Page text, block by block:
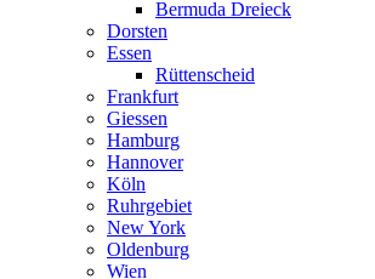
Bermuda Dreieck
Dorsten
Essen
Rüttenscheid
Frankfurt
Giessen
Hamburg
Hannover
Köln
Ruhrgebiet
New York
Oldenburg
Wien